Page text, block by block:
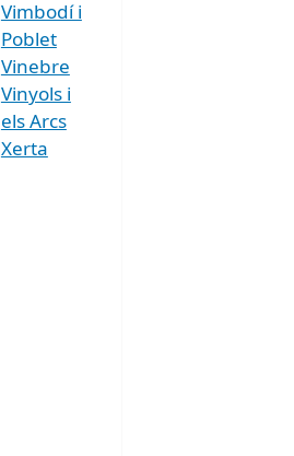
Vimbodí i
Poblet
Vinebre
Vinyols i
els Arcs
Xerta